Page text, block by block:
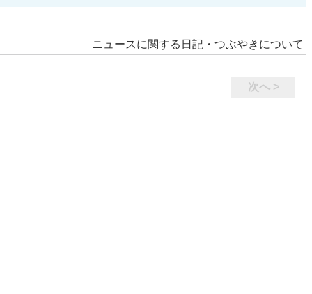
ニュースに関する日記・つぶやきについて
次へ >